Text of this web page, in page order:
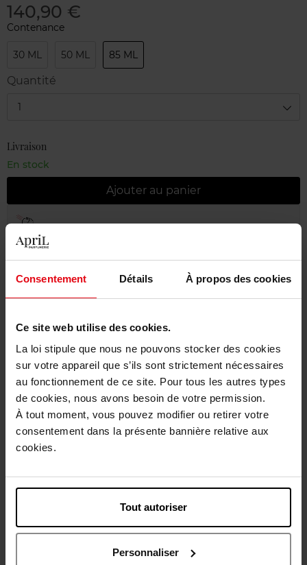
Consentement Détails À propos des cookies
Ce site web utilise des cookies.
La loi stipule que nous ne pouvons stocker des cookies
sur votre appareil que s’ils sont strictement nécessaires
au fonctionnement de ce site. Pour tous les autres types
de cookies, nous avons besoin de votre permission.
À tout moment, vous pouvez modifier ou retirer votre
consentement dans la présente bannière relative aux
cookies.
Tout autoriser
Personnaliser
140,90 €
Contenance
30 ML 50 ML 85 ML
Quantité
1
Livraison
En stock
Ajouter au panier
Emballage cadeau offert
Description
Caractéristiques
Avis client
Vous aimerez peut-être